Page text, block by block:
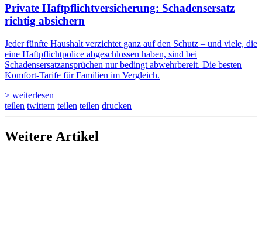
Private Haftpflicht­versicherung: Schadensersatz
richtig absichern
Jeder fünfte Haushalt verzichtet ganz auf den Schutz – und viele, die
eine Haftpflichtpolice abgeschlossen haben, sind bei
Schadensersatzansprüchen nur bedingt abwehrbereit. Die besten
Komfort-Tarife für Familien im Vergleich.
> weiterlesen
teilen twittern teilen teilen drucken
Weitere Artikel